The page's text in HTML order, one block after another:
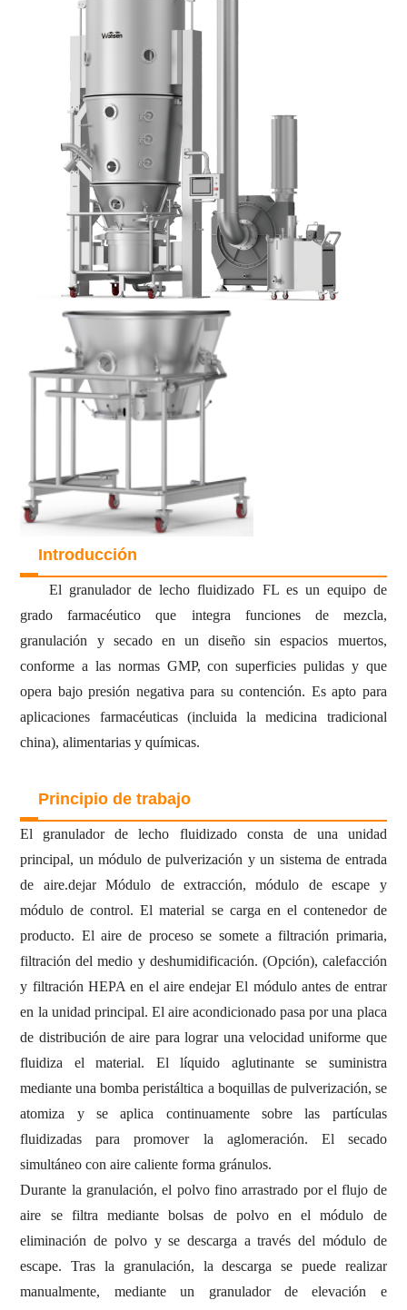
Introducción
El granulador de lecho fluidizado FL es un equipo de
grado farmacéutico que integra funciones de mezcla,
granulación y secado en un diseño sin espacios muertos,
conforme a las normas GMP, con superficies pulidas y que
opera bajo presión negativa para su contención. Es apto para
aplicaciones farmacéuticas (incluida la medicina tradicional
china), alimentarias y químicas.
Principio de trabajo
El granulador de lecho fluidizado consta de una unidad
principal, un módulo de pulverización y un sistema de entrada
de aire.dejar
Módulo de extracción, módulo de escape y
módulo de control. El material se carga en el contenedor de
producto. El aire de proceso se somete a filtración primaria,
filtración del medio y deshumidificación. (Opción), calefacción
y filtración HEPA en el aire endejar El módulo antes de entrar
en la unidad principal. El aire acondicionado pasa por una placa
de distribución de aire para lograr una velocidad uniforme que
fluidiza el material. El líquido aglutinante se suministra
mediante una bomba peristáltica a boquillas de pulverización, se
atomiza y se aplica continuamente sobre las partículas
fluidizadas para promover la aglomeración. El secado
simultáneo con aire caliente forma gránulos.
Durante la granulación, el polvo fino arrastrado por el flujo de
aire se filtra mediante bolsas de polvo en el módulo de
eliminación de polvo y se descarga a través del módulo de
escape. Tras la granulación, la descarga se puede realizar
manualmente, mediante un granulador de elevación e